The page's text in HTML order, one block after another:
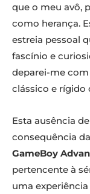
que o meu avô,
como herança.
estreia pessoal
fascínio e
deparei-me
clássico e rígido
Esta ausência
consequência
GameBoy
pertencente à
uma